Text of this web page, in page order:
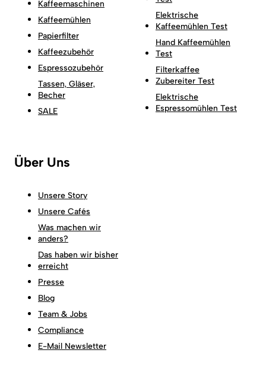
Kaffeemaschinen
Kaffeemühlen
Papierfilter
Kaffeezubehör
Espressozubehör
Tassen, Gläser,
Becher
SALE
Elektrische
Kaffeemühlen Test
Hand Kaffeemühlen
Test
Filterkaffee
Zubereiter Test
Elektrische
Espressomühlen Test
Über Uns
Unsere Story
Unsere Cafés
Was machen wir
anders?
Das haben wir bisher
erreicht
Presse
Blog
Team & Jobs
Compliance
E-Mail Newsletter